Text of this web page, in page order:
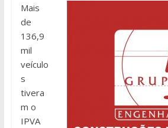
Mais
de
136,9
mil
veículo
s
tivera
m o
IPVA